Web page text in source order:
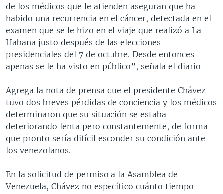
de los médicos que le atienden aseguran que ha
habido una recurrencia en el cáncer, detectada en el
examen que se le hizo en el viaje que realizó a La
Habana justo después de las elecciones
presidenciales del 7 de octubre. Desde entonces
apenas se le ha visto en público”, señala el diario
Agrega la nota de prensa que el presidente Chávez
tuvo dos breves pérdidas de conciencia y los médicos
determinaron que su situación se estaba
deteriorando lenta pero constantemente, de forma
que pronto sería difícil esconder su condición ante
los venezolanos.
En la solicitud de permiso a la Asamblea de
Venezuela, Chávez no específico cuánto tiempo